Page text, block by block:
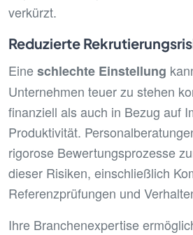
verkürzt.
Reduzierte
Eineschlechte Einstellung
Unternehmen teuer zu stehen
finanziell als auch in Bezug auf
Produktivität.
rigorose Bewertungsprozesse
dieser Risiken, einschließlich
Referenzprüfungen und
Ihre Branchenexpertise